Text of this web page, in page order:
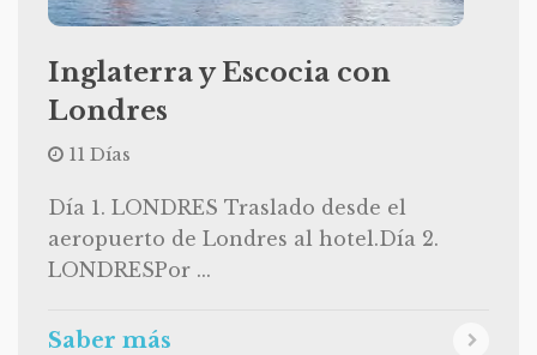
Inglaterra y Escocia con
Londres
11 Días
Día 1. LONDRES Traslado desde el
aeropuerto de Londres al hotel.Día 2.
LONDRESPor ...
Saber más